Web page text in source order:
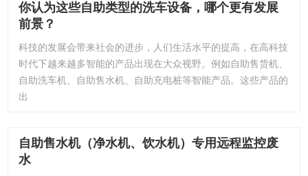
你认为这些自助类型的洗车设备，哪个更有发展
前景？
科技的发展会带来社会的进步，人们生活水平的提高，在高科技
时代下越来越多智能的产品出现在大众视野。例如自助售货机、
自助洗车机、自助售水机、自助充电桩等智能产品。这些产品的
出
自助售水机（净水机、饮水机）专用远程监控废
水